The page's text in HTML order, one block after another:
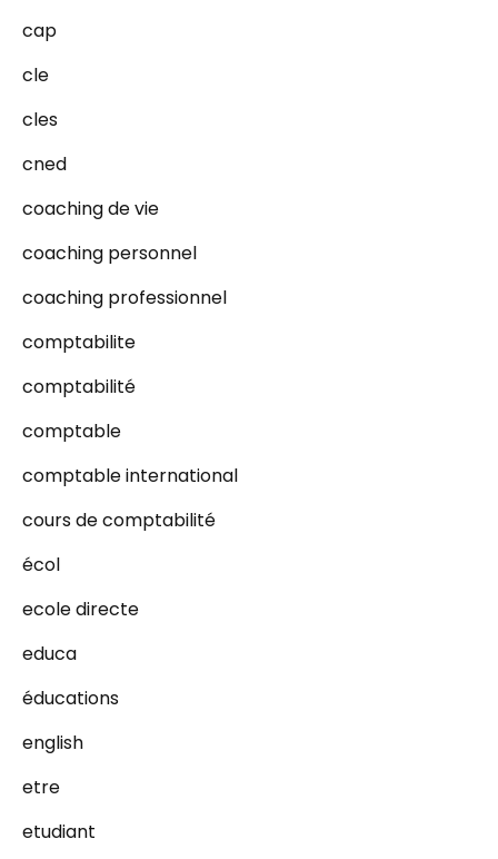
cap
cle
cles
cned
coaching de vie
coaching personnel
coaching professionnel
comptabilite
comptabilité
comptable
comptable international
cours de comptabilité
écol
ecole directe
educa
éducations
english
etre
etudiant